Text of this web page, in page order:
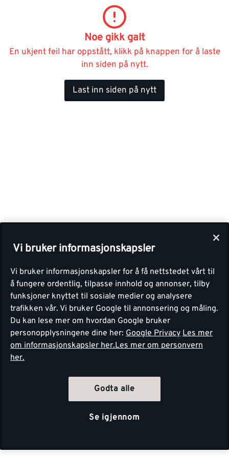
Noe gikk galt
En ukjent feil har oppstått, klikk på knappen for å laste
inn siden på nytt.
Last inn siden på nytt
Vi bruker informasjonskapsler
Vi bruker informasjonskapsler for å få nettstedet vårt til
å fungere ordentlig, tilpasse innhold og annonser, tilby
funksjoner knyttet til sosiale medier og analysere
trafikken vår. Vi bruker Google til annonsering og måling.
Du kan lese mer om hvordan Google bruker
personopplysningene dine her: Google Privacy Les mer
om informasjonskapsler her.Les mer om personvern
her.
Godta alle
Se igjennom